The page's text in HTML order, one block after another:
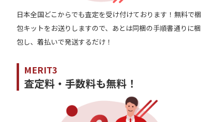
日本全国どこからでも査定を受け付けております！無料で梱
包キットをお送りしますので、あとは同梱の手順書通りに梱
包し、着払いで発送するだけ！
MERIT3
査定料・手数料も無料！